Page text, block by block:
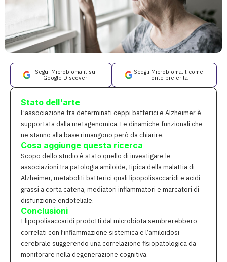
Segui Microbioma.it su
Google Discover
Scegli Microbioma.it come
fonte preferita
Stato dell'arte
L’associazione tra determinati ceppi batterici e Alzheimer è
supportata dalla metagenomica. Le dinamiche funzionali che
ne stanno alla base rimangono però da chiarire.
Cosa aggiunge questa ricerca
Scopo dello studio è stato quello di investigare le
associazioni tra patologia amiloide, tipica della malattia di
Alzheimer, metaboliti batterici quali lipopolisaccaridi e acidi
grassi a corta catena, mediatori infiammatori e marcatori di
disfunzione endoteliale.
Conclusioni
I lipopolisaccaridi prodotti dal microbiota sembrerebbero
correlati con l’infiammazione sistemica e l’amiloidosi
cerebrale suggerendo una correlazione fisiopatologica da
monitorare nella degenerazione cognitiva.